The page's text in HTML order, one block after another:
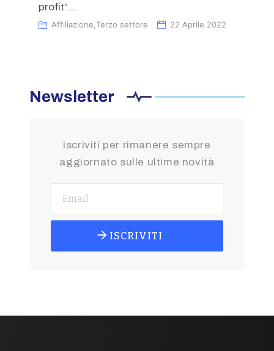
profit”...
Affiliazione Terzo settore 22 Aprile 2022
Newsletter
Iscriviti per rimanere sempre
aggiornato sulle ultime novità
ISCRIVITI